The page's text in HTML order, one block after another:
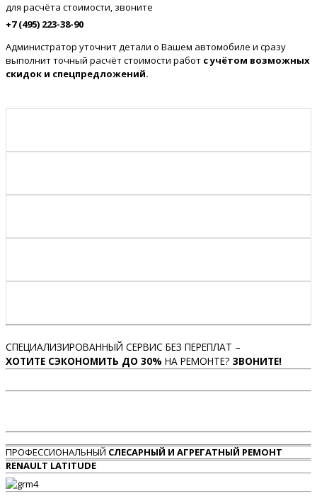
для расчёта стоимости, звоните
+7 (495) 223-38-90
Администратор уточнит детали о Вашем автомобиле и сразу
выполнит точный расчёт стоимости работ с учётом возможных
скидок и спецпредложений.
СПЕЦИАЛИЗИРОВАННЫЙ СЕРВИС БЕЗ ПЕРЕПЛАТ –
ХОТИТЕ СЭКОНОМИТЬ ДО 30% НА РЕМОНТЕ? ЗВОНИТЕ!
ПРОФЕССИОНАЛЬНЫЙ СЛЕСАРНЫЙ И АГРЕГАТНЫЙ РЕМОНТ
RENAULT LATITUDE